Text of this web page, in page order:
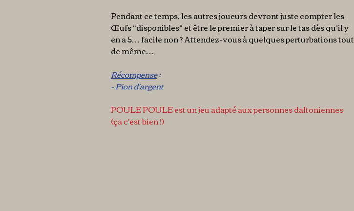
Pendant ce temps, les autres joueurs devront juste compter les
Œufs “disponibles” et être le premier à taper sur le tas dès qu’il y
en a 5… facile non ? Attendez-vous à quelques perturbations tout
de même…
Récompense:
- Pion d'argent
POULE POULEest un jeu adapté aux personnes daltoniennes
(ça c'est bien !)